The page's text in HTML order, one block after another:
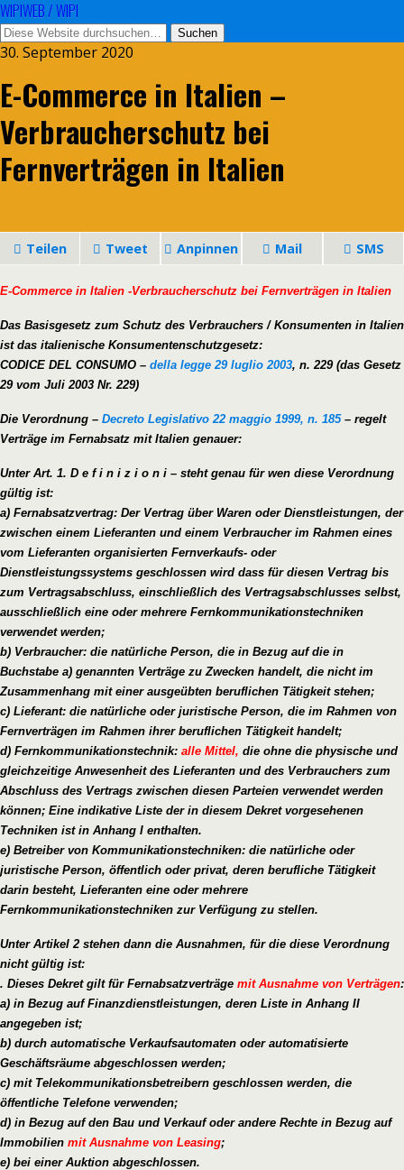
WIPIWEB / WIPI
30. September 2020
E-Commerce in Italien –
Verbraucherschutz bei
Fernverträgen in Italien
Teilen Tweet Anpinnen Mail SMS
E-Commerce in Italien -Verbraucherschutz bei Fernverträgen in Italien
Das Basisgesetz zum Schutz des Verbrauchers / Konsumenten in Italien
ist das italienische Konsumentenschutzgesetz:
CODICE DEL CONSUMO – della legge 29 luglio 2003, n. 229 (das Gesetz
29 vom Juli 2003 Nr. 229)
Die Verordnung – Decreto Legislativo 22 maggio 1999, n. 185– regelt
Verträge im Fernabsatz mit Italien genauer:
Unter Art. 1. D e f i n i z i o n i – steht genau für wen diese Verordnung
gültig ist:
a) Fernabsatzvertrag: Der Vertrag über Waren oder Dienstleistungen, der
zwischen einem Lieferanten und einem Verbraucher im Rahmen eines
vom Lieferanten organisierten Fernverkaufs- oder
Dienstleistungssystems geschlossen wird dass für diesen Vertrag bis
zum Vertragsabschluss, einschließlich des Vertragsabschlusses selbst,
ausschließlich eine oder mehrere Fernkommunikationstechniken
verwendet werden;
b) Verbraucher: die natürliche Person, die in Bezug auf die in
Buchstabe a) genannten Verträge zu Zwecken handelt, die nicht im
Zusammenhang mit einer ausgeübten beruflichen Tätigkeit stehen;
c) Lieferant: die natürliche oder juristische Person, die im Rahmen von
Fernverträgen im Rahmen ihrer beruflichen Tätigkeit handelt;
d) Fernkommunikationstechnik: alle Mittel, die ohne die physische und
gleichzeitige Anwesenheit des Lieferanten und des Verbrauchers zum
Abschluss des Vertrags zwischen diesen Parteien verwendet werden
können; Eine indikative Liste der in diesem Dekret vorgesehenen
Techniken ist in Anhang I enthalten.
e) Betreiber von Kommunikationstechniken: die natürliche oder
juristische Person, öffentlich oder privat, deren berufliche Tätigkeit
darin besteht, Lieferanten eine oder mehrere
Fernkommunikationstechniken zur Verfügung zu stellen.
Unter Artikel 2 stehen dann die Ausnahmen, für die diese Verordnung
nicht gültig ist:
. Dieses Dekret gilt für Fernabsatzverträge mit Ausnahme von Verträgen:
a) in Bezug auf Finanzdienstleistungen, deren Liste in Anhang II
angegeben ist;
b) durch automatische Verkaufsautomaten oder automatisierte
Geschäftsräume abgeschlossen werden;
c) mit Telekommunikationsbetreibern geschlossen werden, die
öffentliche Telefone verwenden;
d) in Bezug auf den Bau und Verkauf oder andere Rechte in Bezug auf
Immobilien mit Ausnahme von Leasing;
e) bei einer Auktion abgeschlossen.